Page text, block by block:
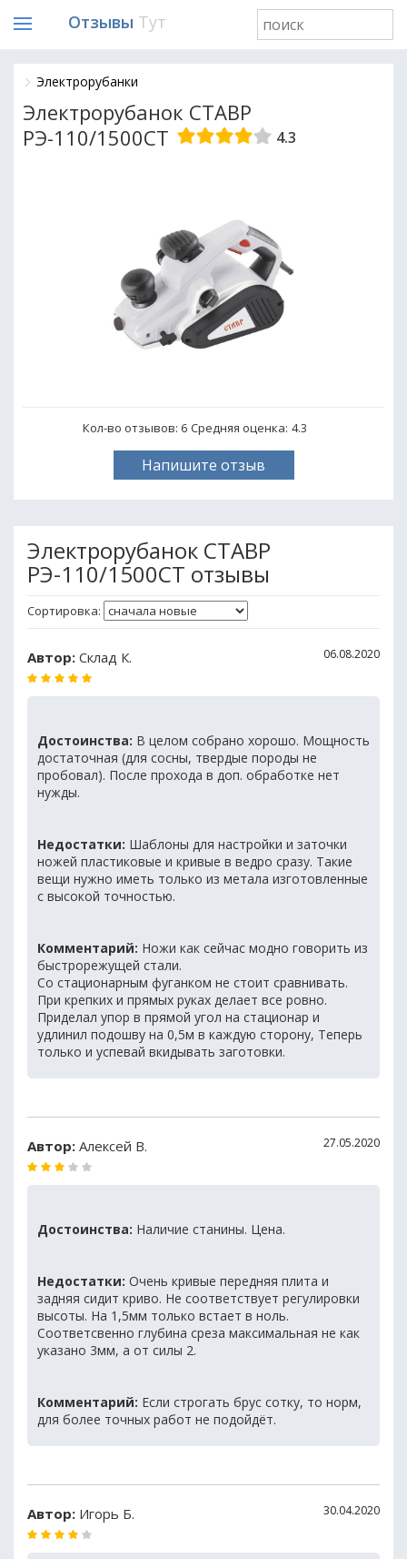
Отзывы Тут
Электрорубанки
Электрорубанок СТАВР
РЭ-110/1500СТ
4.3
Кол-во отзывов: 6 Средняя оценка: 4.3
Напишите отзыв
Электрорубанок СТАВР
РЭ-110/1500СТ отзывы
Сортировка:
Автор: Склад К. 06.08.2020
Достоинства: В целом собрано хорошо. Мощность
достаточная (для сосны, твердые породы не
пробовал). После прохода в доп. обработке нет
нужды.
Недостатки: Шаблоны для настройки и заточки
ножей пластиковые и кривые в ведро сразу. Такие
вещи нужно иметь только из метала изготовленные
с высокой точностью.
Комментарий: Ножи как сейчас модно говорить из
быстрорежущей стали.
Со стационарным фуганком не стоит сравнивать.
При крепких и прямых руках делает все ровно.
Приделал упор в прямой угол на стационар и
удлинил подошву на 0,5м в каждую сторону, Теперь
только и успевай вкидывать заготовки.
Автор: Алексей В. 27.05.2020
Достоинства: Наличие станины. Цена.
Недостатки: Очень кривые передняя плита и
задняя сидит криво. Не соответствует регулировки
высоты. На 1,5мм только встает в ноль.
Соответсвенно глубина среза максимальная не как
указано 3мм, а от силы 2.
Комментарий: Если строгать брус сотку, то норм,
для более точных работ не подойдёт.
Автор: Игорь Б. 30.04.2020